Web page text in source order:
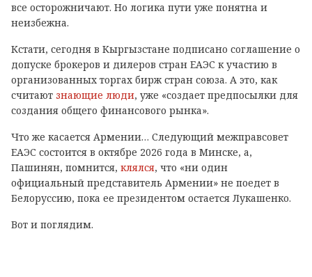
все осторожничают. Но логика пути уже понятна и
неизбежна.
Кстати, сегодня в Кыргызстане подписано соглашение о
допуске брокеров и дилеров стран ЕАЭС к участию в
организованных торгах бирж стран союза. А это, как
считают знающие люди, уже «создает предпосылки для
создания общего финансового рынка».
Что же касается Армении… Следующий межправсовет
ЕАЭС состоится в октябре 2026 года в Минске, а,
Пашинян, помнится, клялся, что «ни один
официальный представитель Армении» не поедет в
Белоруссию, пока ее президентом остается Лукашенко.
Вот и поглядим.